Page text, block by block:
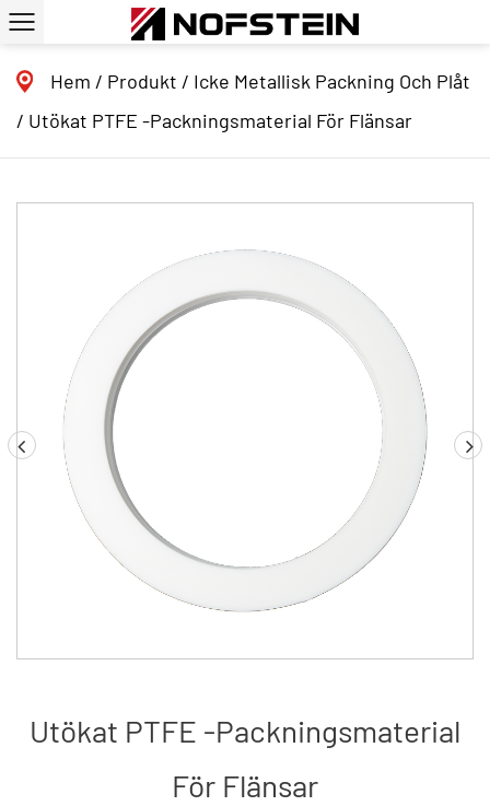
Hem / Produkt / Icke Metallisk Packning Och Plåt
/ Utökat PTFE -packningsmaterial För Flänsar
Utökat PTFE -packningsmaterial
För Flänsar